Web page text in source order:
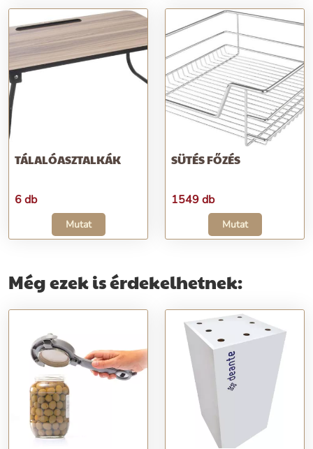
TÁLALÓASZTALKÁK
6 db
Mutat
SÜTÉS FŐZÉS
1549 db
Mutat
Még ezek is érdekelhetnek: